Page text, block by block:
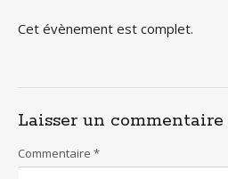
Cet évènement est complet.
Laisser un commentaire
Commentaire *